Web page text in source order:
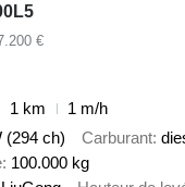
€
1 km
1 m/h
(294 ch) Carburant
100.000 kg